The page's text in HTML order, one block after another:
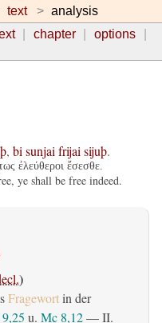
text
analysis
chapter
options
, bi sunjai frijai sijuþ.
ἐλεύθεροι ἔσεσθε.
ye shall be free indeed.
)
Fragewortin der
9,25 u. Mc 8,12— II.